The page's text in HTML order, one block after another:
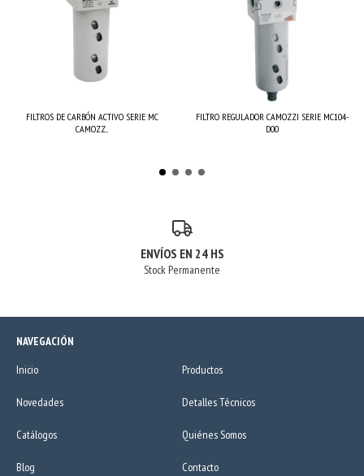
FILTROS DE CARBÓN ACTIVO SERIE MC
CAMOZZ...
FILTRO REGULADOR CAMOZZI SERIE MC104-
D00
ENVÍOS EN 24 HS
Stock Permanente
NAVEGACIÓN
Inicio
Productos
Novedades Detalles Técnicos
Catálogos Quiénes Somos
Blog Contacto